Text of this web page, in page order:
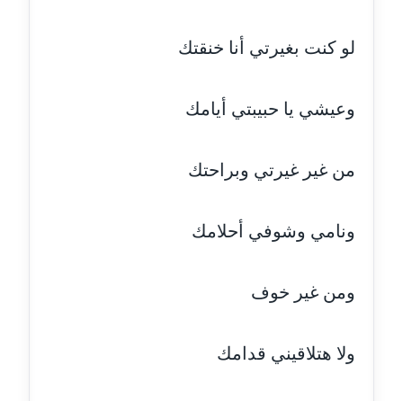
مدونة ايمن موسي
عاملة
مدونة إيناس عراقي
عاملة
مدونة آيه ابو زهرة
مدونة آية الدرديري
مدونة آيه الغمري
مدونة آية عبد العزيز
لو كنت بغيرتي أنا خنقتك
وعيشي يا حبيبتي أيامك
من غير غيرتي وبراحتك
ونامي وشوفي أحلامك
ومن غير خوف
ولا هتلاقيني قدامك